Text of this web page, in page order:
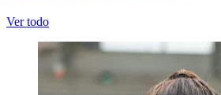
Ver todo